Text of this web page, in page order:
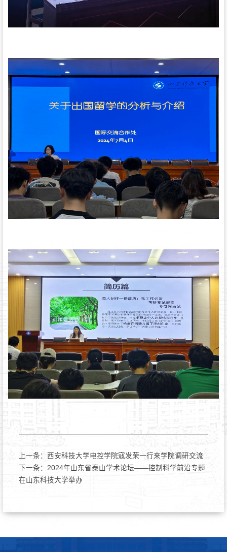
上一条： 西安科技大学电控学院寇发荣一行来学院调研交流
下一条： 2024年山东省泰山学术论坛——控制科学前沿专题
在山东科技大学举办